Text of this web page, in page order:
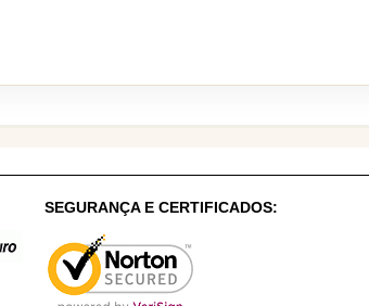
SEGURANÇA E CERTIFICADOS: